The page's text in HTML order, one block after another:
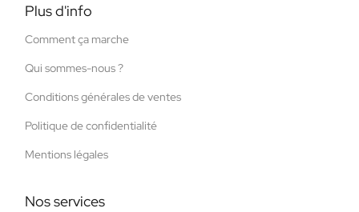
Plus d'info
Comment ça marche
Qui sommes-nous ?
Conditions générales de ventes
Politique de confidentialité
Mentions légales
Nos services